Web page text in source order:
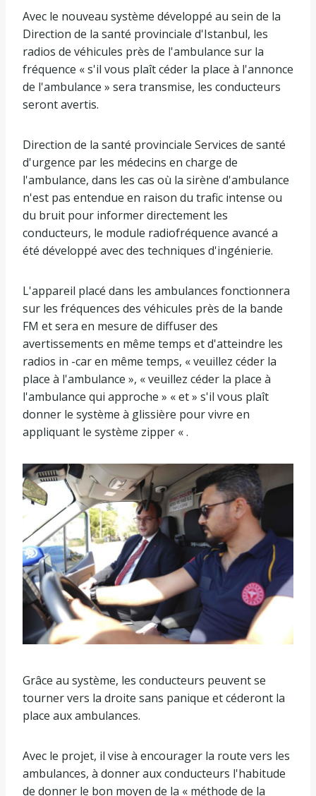
Avec le nouveau système développé au sein de la
Direction de la santé provinciale d'Istanbul, les
radios de véhicules près de l'ambulance sur la
fréquence « s'il vous plaît céder la place à l'annonce
de l'ambulance » sera transmise, les conducteurs
seront avertis.
Direction de la santé provinciale Services de santé
d'urgence par les médecins en charge de
l'ambulance, dans les cas où la sirène d'ambulance
n'est pas entendue en raison du trafic intense ou
du bruit pour informer directement les
conducteurs, le module radiofréquence avancé a
été développé avec des techniques d'ingénierie.
L'appareil placé dans les ambulances fonctionnera
sur les fréquences des véhicules près de la bande
FM et sera en mesure de diffuser des
avertissements en même temps et d'atteindre les
radios in -car en même temps, « veuillez céder la
place à l'ambulance », « veuillez céder la place à
l'ambulance qui approche » « et » s'il vous plaît
donner le système à glissière pour vivre en
appliquant le système zipper « .
Grâce au système, les conducteurs peuvent se
tourner vers la droite sans panique et céderont la
place aux ambulances.
Avec le projet, il vise à encourager la route vers les
ambulances, à donner aux conducteurs l'habitude
de donner le bon moyen de la « méthode de la